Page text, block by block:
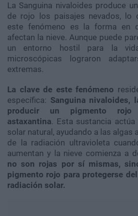
La Sanguina nivaloides produce
de rojo los paisajes nevados, lo
este fenómeno es la forma en
afectan la nieve. Aunque puede
un entorno hostil para la
microscópicas lograron
extremas.
La clave de este fenómeno
específica: Sanguina nivaloides,
producir un pigmento rojo
astaxantina. Esta sustancia
solar natural, ayudando a las algas
de la radiación ultravioleta
aumentan y la nieve comienza a
no son rojas por sí mismas,
pigmento rojo para protegerse
radiación solar.